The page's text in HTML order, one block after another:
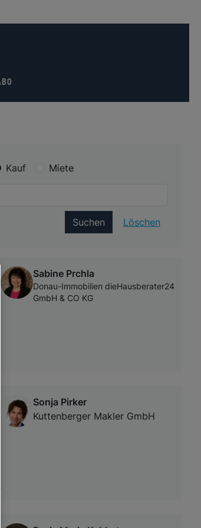
Kauf Miete
Suchen Löschen
Sabine Prchla
Donau-Immobilien dieHausberater24
GmbH & CO KG
Sonja Pirker
Kuttenberger Makler GmbH